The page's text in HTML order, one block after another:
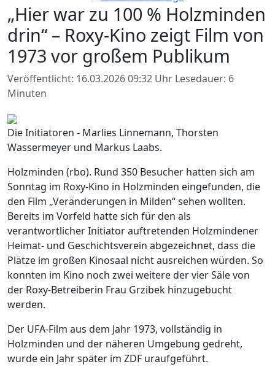
„Hier war zu 100 % Holzminden
drin“ – Roxy-Kino zeigt Film von
1973 vor großem Publikum
Veröffentlicht: 16.03.2026 09:32 Uhr Lesedauer: 6
Minuten
Die Initiatoren - Marlies Linnemann, Thorsten
Wassermeyer und Markus Laabs.
Holzminden (rbo). Rund 350 Besucher hatten sich am
Sonntag im Roxy-Kino in Holzminden eingefunden, die
den Film „Veränderungen in Milden“ sehen wollten.
Bereits im Vorfeld hatte sich für den als
verantwortlicher Initiator auftretenden Holzmindener
Heimat- und Geschichtsverein abgezeichnet, dass die
Plätze im großen Kinosaal nicht ausreichen würden. So
konnten im Kino noch zwei weitere der vier Säle von
der Roxy-Betreiberin Frau Grzibek hinzugebucht
werden.
Der UFA-Film aus dem Jahr 1973, vollständig in
Holzminden und der näheren Umgebung gedreht,
wurde ein Jahr später im ZDF uraufgeführt.